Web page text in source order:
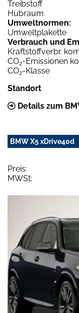
Treibstoff
Hubraum
Umweltnormen:
Umweltplakette
Verbrauch und
Kraftstoffverbr.
CO2-Emissionen
CO2-Klasse
Standort
Details zum
BMW X5 xDrive40d
Preis:
MWSt: